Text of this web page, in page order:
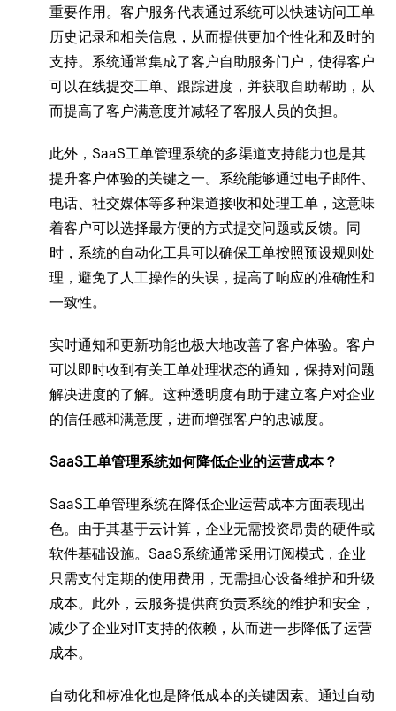
重要作用。客户服务代表通过系统可以快速访问工单
历史记录和相关信息，从而提供更加个性化和及时的
支持。系统通常集成了客户自助服务门户，使得客户
可以在线提交工单、跟踪进度，并获取自助帮助，从
而提高了客户满意度并减轻了客服人员的负担。
此外，SaaS工单管理系统的多渠道支持能力也是其
提升客户体验的关键之一。系统能够通过电子邮件、
电话、社交媒体等多种渠道接收和处理工单，这意味
着客户可以选择最方便的方式提交问题或反馈。同
时，系统的自动化工具可以确保工单按照预设规则处
理，避免了人工操作的失误，提高了响应的准确性和
一致性。
实时通知和更新功能也极大地改善了客户体验。客户
可以即时收到有关工单处理状态的通知，保持对问题
解决进度的了解。这种透明度有助于建立客户对企业
的信任感和满意度，进而增强客户的忠诚度。
SaaS工单管理系统如何降低企业的运营成本？
SaaS工单管理系统在降低企业运营成本方面表现出
色。由于其基于云计算，企业无需投资昂贵的硬件或
软件基础设施。SaaS系统通常采用订阅模式，企业
只需支付定期的使用费用，无需担心设备维护和升级
成本。此外，云服务提供商负责系统的维护和安全，
减少了企业对IT支持的依赖，从而进一步降低了运营
成本。
自动化和标准化也是降低成本的关键因素。通过自动